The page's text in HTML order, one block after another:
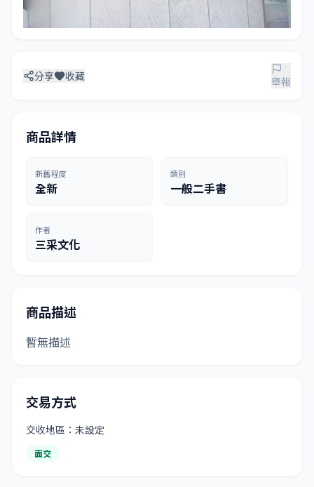
分享 收藏 舉報
商品詳情
新舊程度
全新
類別
一般二手書
作者
三采文化
商品描述
暫無描述
交易方式
交收地區：未設定
面交